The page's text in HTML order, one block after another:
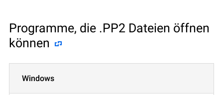
Programme, die .PP2 Dateien öffnen
können
Windows